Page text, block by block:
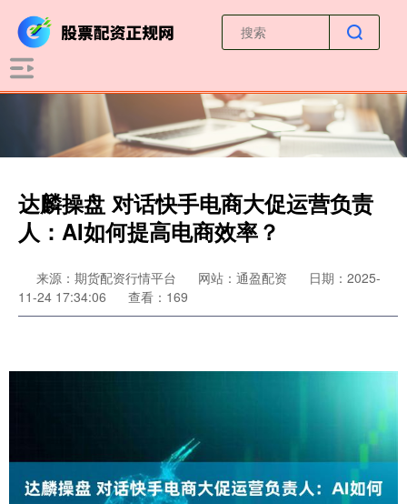
达麟操盘 对话快手电商大促运营负责
人：AI如何提高电商效率？
来源：期货配资行情平台 网站：通盈配资
日期：2025-
11-24 17:34:06
查看：169